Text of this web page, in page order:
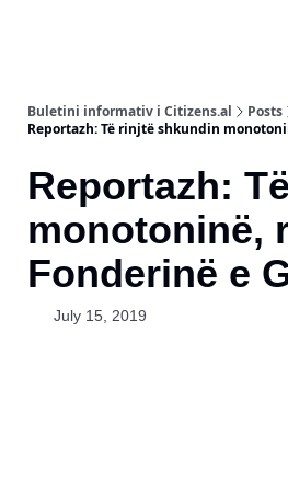
Buletini informativ i Citizens.al
Posts
Reportazh: Të rinjtë shkundin
Reportazh:
monotoninë,
Fonderinë e
July 15, 2019